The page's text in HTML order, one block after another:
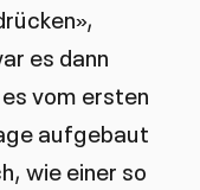
es dann
vom ersten
aufgebaut
wie einer so